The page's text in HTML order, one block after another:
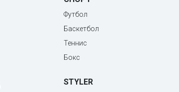
Футбол
Баскетбол
Теннис
Бокс
STYLER